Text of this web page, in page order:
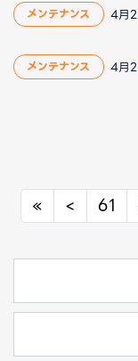
メンテナンス 4月
メンテナンス 4月
« Previous
< 61